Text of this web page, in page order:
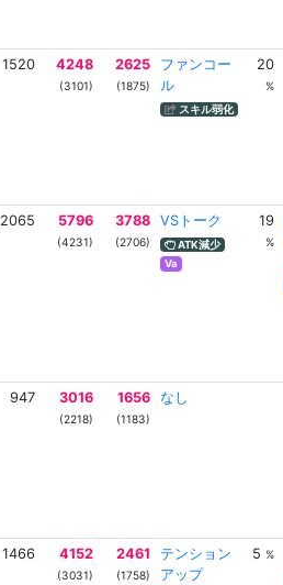
1520 4248
(3101)
2625
(1875)
ファンコー
ル
スキル弱化
20
%
2065 5796
(4231)
3788
(2706)
VSトーク
ATK減少
Va
19
%
947 3016
(2218)
1656
(1183)
なし
1466 4152
(3031)
2461
(1758)
テンション
アップ
5 %